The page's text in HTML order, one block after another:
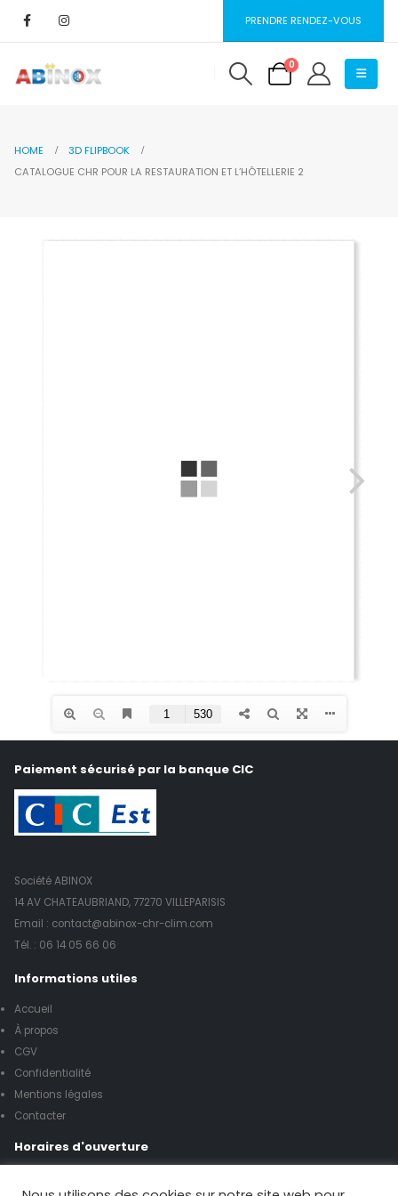
PRENDRE RENDEZ-VOUS
0
HOME
3D FLIPBOOK
CATALOGUE CHR POUR LA RESTAURATION ET L’HÔTELLERIE 2
Paiement sécurisé par la banque CIC
Société ABINOX
14 AV CHATEAUBRIAND, 77270 VILLEPARISIS
Email : contact@abinox-chr-clim.com
Tél. : 06 14 05 66 06
Informations utiles
Accueil
À propos
CGV
Confidentialité
Mentions légales
Contacter
Horaires d'ouverture